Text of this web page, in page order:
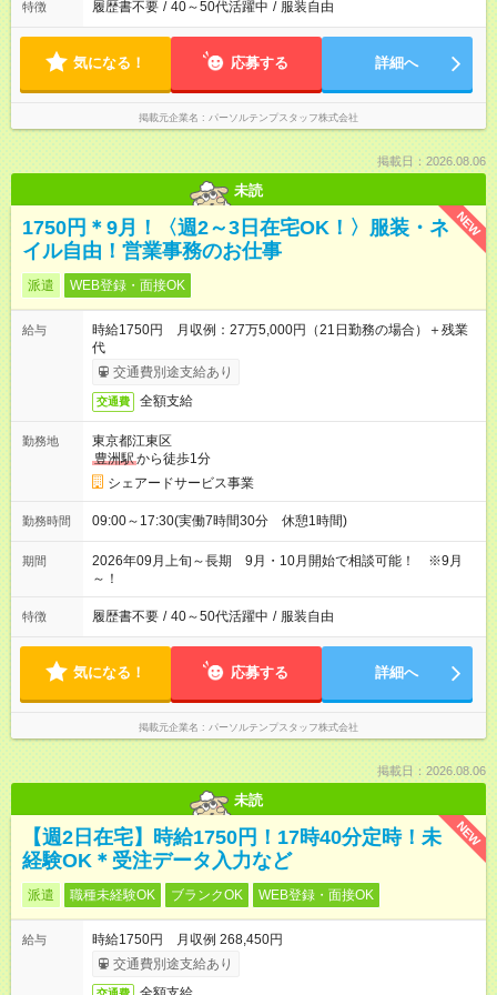
特徴 履歴書不要 / 40～50代活躍中 / 服装自由
気になる！ 応募する 詳細へ
掲載元企業名 パーソルテンプスタッフ株式会社
掲載日：2026.08.06
未読
NEW
1750円＊9月！〈週2～3日在宅OK！〉服装・ネ
イル自由！営業事務のお仕事
派遣 WEB登録・面接OK
給与
時給1750円 月収例：27万5,000円（21日勤務の場合）＋残業
代
交通費別途支給あり
交通費 全額支給
勤務地
東京都江東区
豊洲駅から徒歩1分
シェアードサービス事業
勤務時間 09:00～17:30(実働7時間30分 休憩1時間)
期間
2026年09月上旬～長期 9月・10月開始で相談可能！ ※9月
～！
特徴 履歴書不要 / 40～50代活躍中 / 服装自由
気になる！ 応募する 詳細へ
掲載元企業名 パーソルテンプスタッフ株式会社
掲載日：2026.08.06
未読
NEW
【週2日在宅】時給1750円！17時40分定時！未
経験OK＊受注データ入力など
派遣 職種未経験OK ブランクOK WEB登録・面接OK
給与
時給1750円 月収例 268,450円
交通費別途支給あり